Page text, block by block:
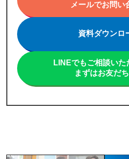
メールでお問い
資料ダウンロ
LINEでもご相談いた
まずはお友だ